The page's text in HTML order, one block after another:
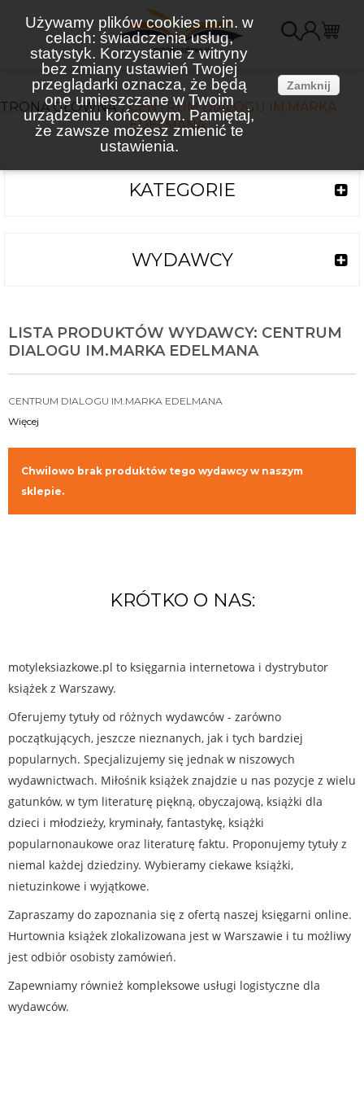
Używamy plików cookies m.in. w
celach: świadczenia usług,
statystyk. Korzystanie z witryny
bez zmiany ustawień Twojej
przeglądarki oznacza, że będą
one umieszczane w Twoim
urządzeniu końcowym. Pamiętaj,
że zawsze możesz zmienić te
ustawienia.
Zamknij
GŁÓWNA
CENTRUM DIALOGU IM.MARKA
EDELMANA
KATEGORIE
WYDAWCY
LISTA PRODUKTÓW WYDAWCY: CENTRUM
DIALOGU IM.MARKA EDELMANA
CENTRUM DIALOGU IM.MARKA EDELMANA
Więcej
Chwilowo brak produktów tego wydawcy w naszym
sklepie.
KRÓTKO O NAS:
motyleksiazkowe.pl to księgarnia internetowa i dystrybutor
książek z Warszawy.
Oferujemy tytuły od różnych wydawców - zarówno
początkujących, jeszcze nieznanych, jak i tych bardziej
popularnych. Specjalizujemy się jednak w niszowych
wydawnictwach. Miłośnik książek znajdzie u nas pozycje z wielu
gatunków, w tym literaturę piękną, obyczajową, książki dla
dzieci i młodzieży, kryminały, fantastykę, książki
popularnonaukowe oraz literaturę faktu. Proponujemy tytuły z
niemal każdej dziedziny. Wybieramy ciekawe książki,
nietuzinkowe i wyjątkowe.
Zapraszamy do zapoznania się z ofertą naszej księgarni online.
Hurtownia książek zlokalizowana jest w Warszawie i tu możliwy
jest odbiór osobisty zamówień.
Zapewniamy również kompleksowe usługi logistyczne dla
wydawców.